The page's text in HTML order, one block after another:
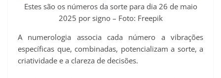
Estes são os números da sorte para dia 26 de maio
2025 por signo – Foto: Freepik
A numerologia associa cada número a vibrações
específicas que, combinadas, potencializam a sorte, a
criatividade e a clareza de decisões.